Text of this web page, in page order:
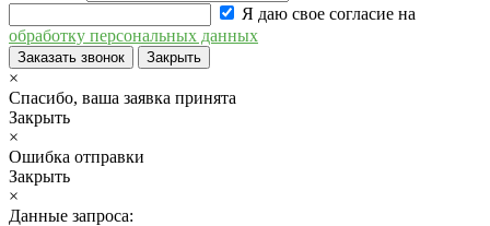
Я даю свое согласие на
обработку персональных данных
Заказать звонок Закрыть
×
Спасибо, ваша заявка принята
Закрыть
×
Ошибка отправки
Закрыть
×
Данные запроса: